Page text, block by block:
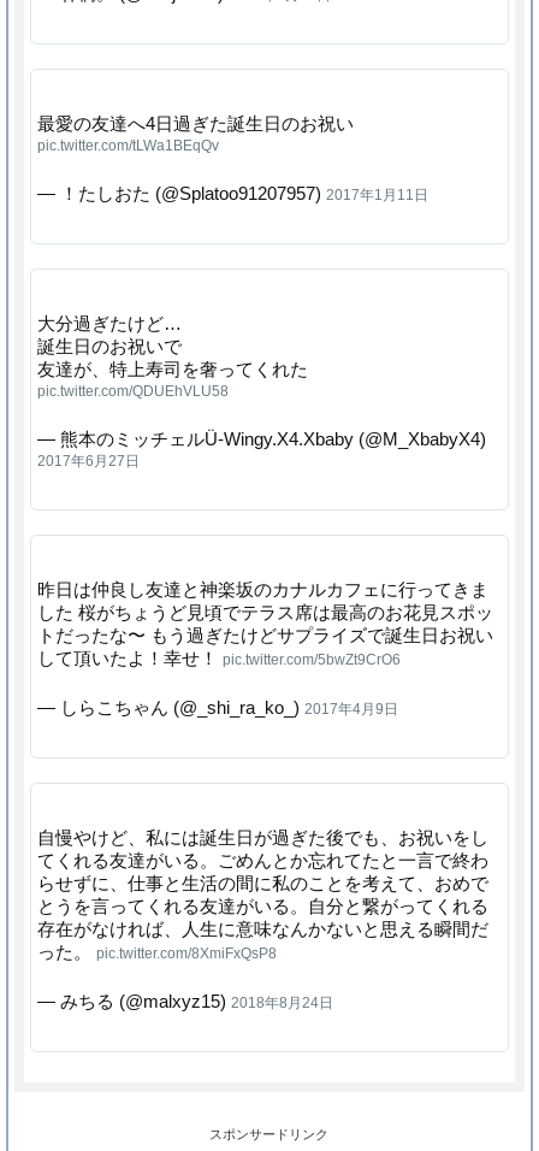
最愛の友達へ4日過ぎた誕生日のお祝い
pic.twitter.com/tLWa1BEqQv
— ！たしおた (@Splatoo91207957) 2017年1月11日
大分過ぎたけど…
誕生日のお祝いで
友達が、特上寿司を奢ってくれた
pic.twitter.com/QDUEhVLU58
— 熊本のミッチェルÜ-Wingy.X4.Xbaby (@M_XbabyX4)
2017年6月27日
昨日は仲良し友達と神楽坂のカナルカフェに行ってきま
した 桜がちょうど見頃でテラス席は最高のお花見スポッ
トだったな〜 もう過ぎたけどサプライズで誕生日お祝い
して頂いたよ！幸せ！pic.twitter.com/5bwZt9CrO6
— しらこちゃん (@_shi_ra_ko_) 2017年4月9日
自慢やけど、私には誕生日が過ぎた後でも、お祝いをし
てくれる友達がいる。ごめんとか忘れてたと一言で終わ
らせずに、仕事と生活の間に私のことを考えて、おめで
とうを言ってくれる友達がいる。自分と繋がってくれる
存在がなければ、人生に意味なんかないと思える瞬間だ
った。pic.twitter.com/8XmiFxQsP8
— みちる (@malxyz15) 2018年8月24日
スポンサードリンク